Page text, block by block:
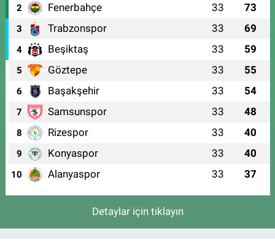
2 Fenerbahçe 33 73
3 Trabzonspor 33 69
4 Beşiktaş 33 59
5 Göztepe 33 55
6 Başakşehir 33 54
7 Samsunspor 33 48
8 Rizespor 33 40
9 Konyaspor 33 40
10 Alanyaspor 33 37
Detaylar için tıklayın